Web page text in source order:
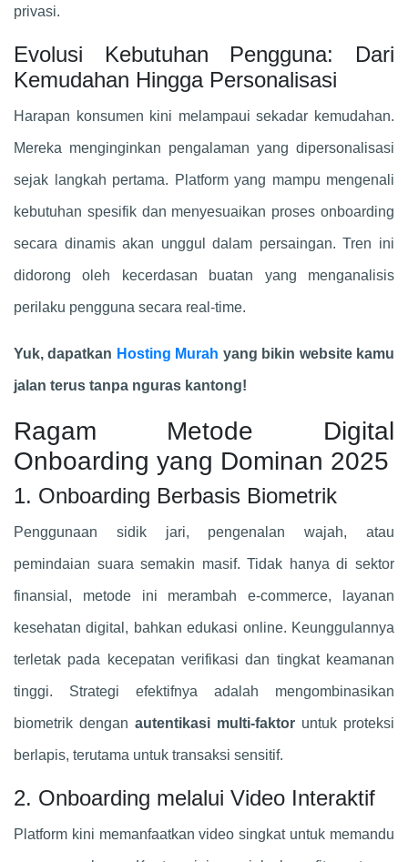
privasi.
Evolusi Kebutuhan Pengguna: Dari
Kemudahan Hingga Personalisasi
Harapan konsumen kini melampaui sekadar kemudahan.
Mereka menginginkan pengalaman yang dipersonalisasi
sejak langkah pertama. Platform yang mampu mengenali
kebutuhan spesifik dan menyesuaikan proses onboarding
secara dinamis akan unggul dalam persaingan. Tren ini
didorong oleh kecerdasan buatan yang menganalisis
perilaku pengguna secara real-time.
Yuk, dapatkan Hosting Murah yang bikin website kamu
jalan terus tanpa nguras kantong!
Ragam Metode Digital
Onboarding yang Dominan 2025
1. Onboarding Berbasis Biometrik
Penggunaan sidik jari, pengenalan wajah, atau
pemindaian suara semakin masif. Tidak hanya di sektor
finansial, metode ini merambah e-commerce, layanan
kesehatan digital, bahkan edukasi online. Keunggulannya
terletak pada kecepatan verifikasi dan tingkat keamanan
tinggi. Strategi efektifnya adalah mengombinasikan
biometrik dengan autentikasi multi-faktor untuk proteksi
berlapis, terutama untuk transaksi sensitif.
2. Onboarding melalui Video Interaktif
Platform kini memanfaatkan video singkat untuk memandu